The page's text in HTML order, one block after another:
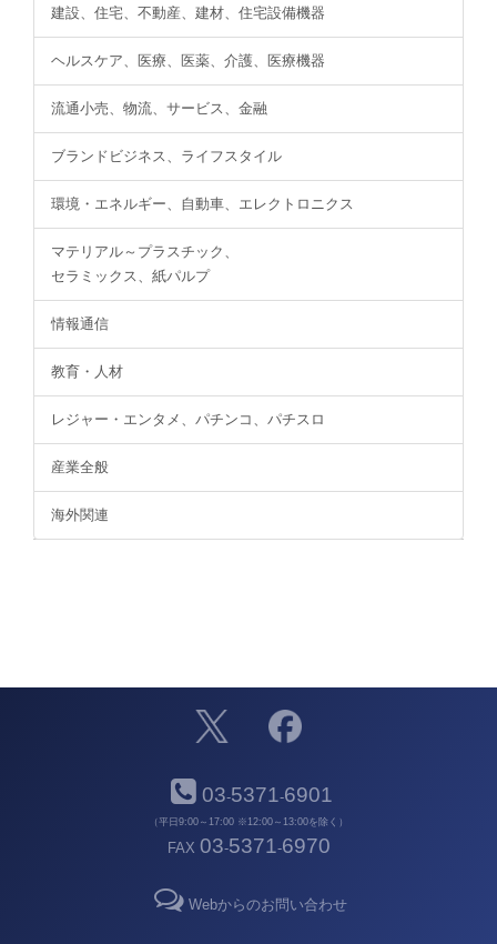
建設、住宅、不動産、建材、住宅設備機器
ヘルスケア、医療、医薬、介護、医療機器
流通小売、物流、サービス、金融
ブランドビジネス、ライフスタイル
環境・エネルギー、自動車、エレクトロニクス
マテリアル～プラスチック、
セラミックス、紙パルプ
情報通信
教育・人材
レジャー・エンタメ、パチンコ、パチスロ
産業全般
海外関連
03-5371-6901
（平日9:00～17:00 ※12:00～13:00を除く）
FAX 03-5371-6970
Webからのお問い合わせ